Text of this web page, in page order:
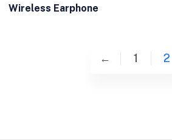
Wireless Earphone
← 1 2